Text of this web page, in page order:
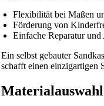
Flexibilität bei Maßen
Förderung von
Einfache Reparatur und
Ein selbst gebauter
schafft einen einzigartigen